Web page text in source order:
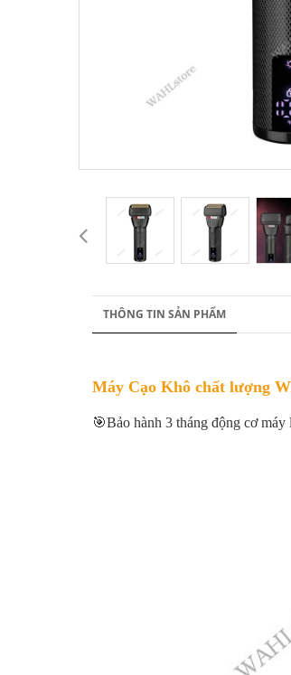
THÔNG TIN SẢN PHẨM
Máy Cạo Khô chất lượng
🎯Bảo hành 3 tháng động cơ máy